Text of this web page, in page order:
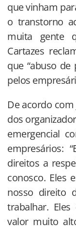
que vinham
o transtorno
muita gente
Cartazes
que “abuso
pelos
De acordo
dos
emergencial
empresários:
direitos a
conosco. Eles
nosso direito
trabalhar.
valor muito